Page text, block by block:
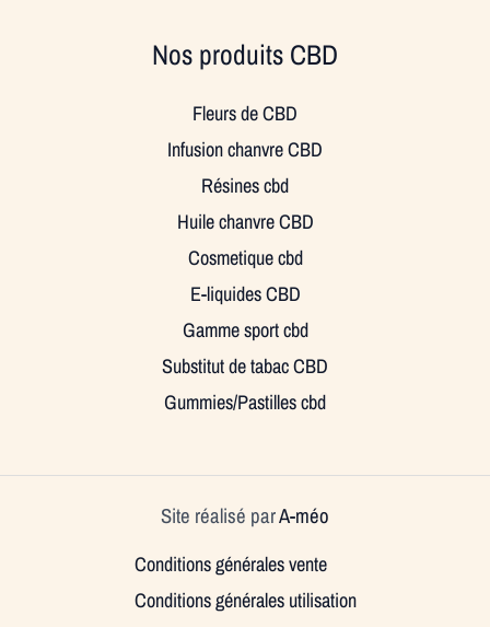
Nos produits CBD
Fleurs de CBD
Infusion chanvre CBD
Résines cbd
Huile chanvre CBD
Cosmetique cbd
E-liquides CBD
Gamme sport cbd
Substitut de tabac CBD
Gummies/Pastilles cbd
Site réalisé parA-méo
Conditions générales vente
Conditions générales utilisation